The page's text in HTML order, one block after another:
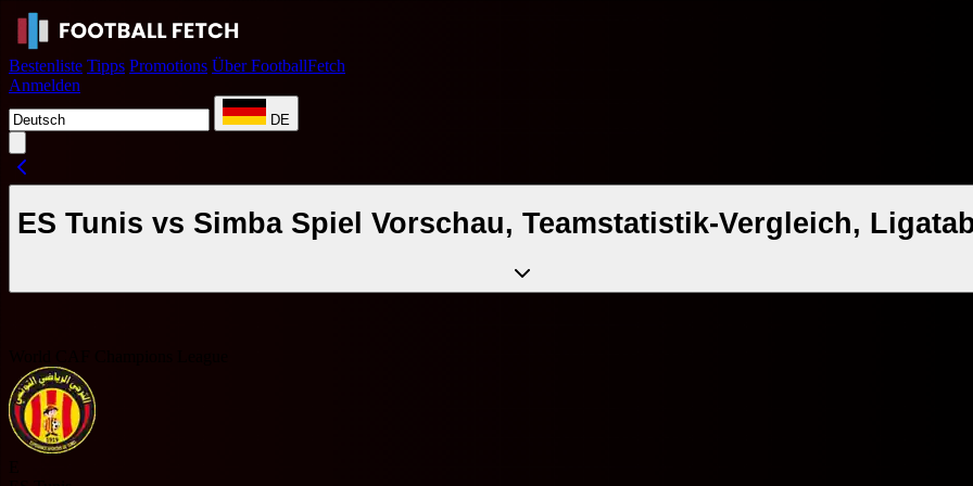
Bestenliste Tipps Promotions Über FootballFetch
Anmelden
DE
ES Tunis vs Simba Spiel Vorschau, Teamstatistik-Vergleich,